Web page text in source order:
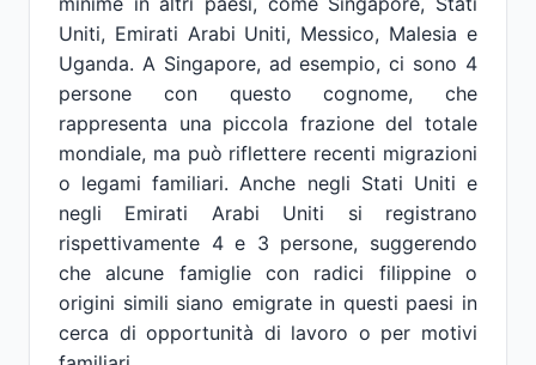
Uniti, Emirati Arabi Uniti, Messico, Malesia e
Uganda. A Singapore, ad esempio, ci sono 4
persone con questo cognome, che
rappresenta una piccola frazione del totale
mondiale, ma può riflettere recenti migrazioni
o legami familiari. Anche negli Stati Uniti e
negli Emirati Arabi Uniti si registrano
rispettivamente 4 e 3 persone, suggerendo
che alcune famiglie con radici filippine o
origini simili siano emigrate in questi paesi in
cerca di opportunità di lavoro o per motivi